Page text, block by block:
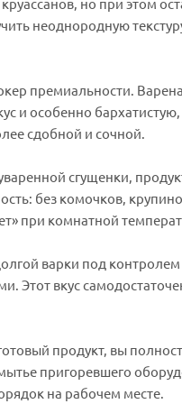
неоднородную
премиальности.
особенно
сдобной и сочной.
сгущенки,
без комочков,
при комнатной
варки под
вкус
продукт, вы
пригоревшего
на рабочем месте.